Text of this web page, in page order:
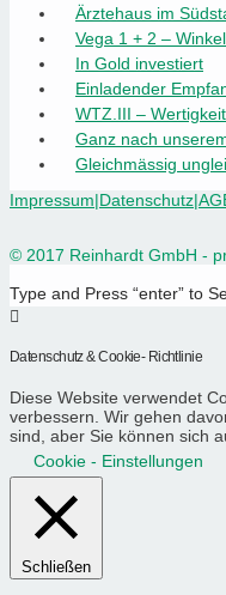
Ärztehaus im
Vega 1 + 2 –
In Gold investiert
Einladender
WTZ.III –
Ganz nach
Gleichmässig
Impressum|Datenschutz|
© 2017 Reinhardt GmbH -
Type and Press “enter” to
Datenschutz & Cookie- Richtlinie
Diese Website verwendet
verbessern. Wir gehen
sind, aber Sie können sich
Cookie - Einstellungen
Schließen